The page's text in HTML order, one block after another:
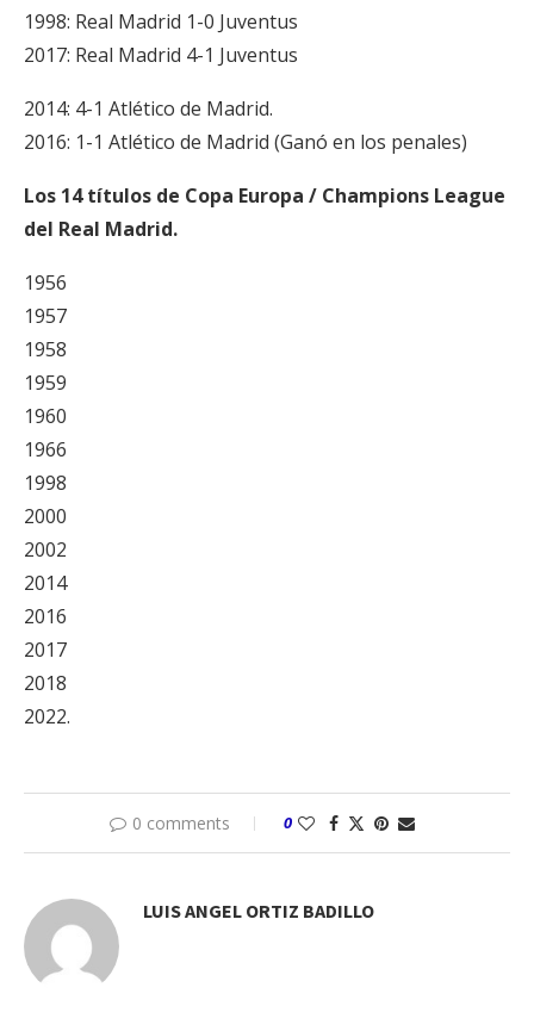
1998: Real Madrid 1-0 Juventus
2017: Real Madrid 4-1 Juventus
2014: 4-1 Atlético de Madrid.
2016: 1-1 Atlético de Madrid (Ganó en los penales)
Los 14 títulos de Copa Europa / Champions League
del Real Madrid.
1956
1957
1958
1959
1960
1966
1998
2000
2002
2014
2016
2017
2018
2022.
0 comments 0
LUIS ANGEL ORTIZ BADILLO